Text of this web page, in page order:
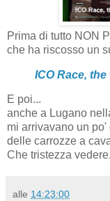
Prima di tutto NON
che ha riscosso un
ICO Race,
E poi...
anche a Lugano
mi arrivavano un
delle carrozze a
Che tristezza
alle 14:23:00